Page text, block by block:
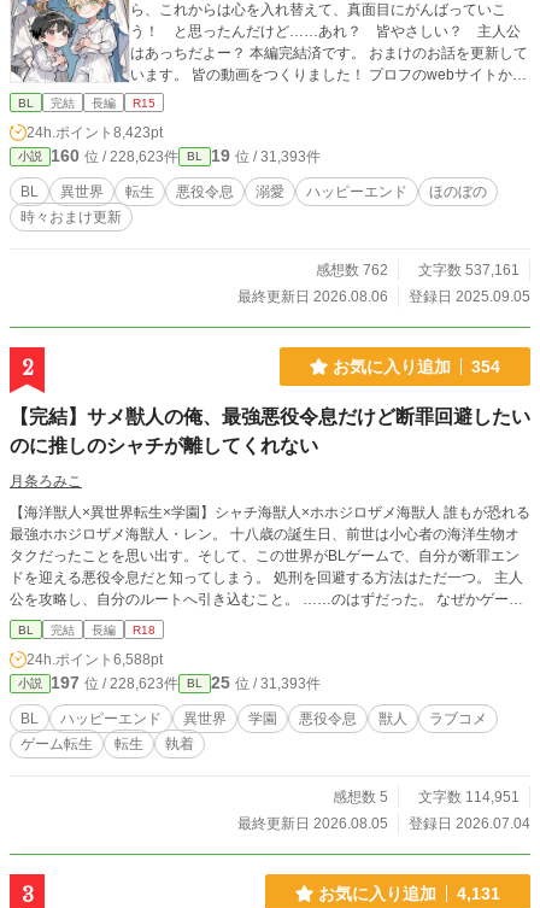
ら、これからは心を入れ替えて、真面目にがんばっていこ
う！ と思ったんだけど……あれ？ 皆やさしい？ 主人公
はあっちだよー？ 本編完結済です。 おまけのお話を更新して
います。 皆の動画をつくりました！ プロフのwebサイトから
飛べるので、もしよかったら、お話と一緒に楽しんでくださ
すが、小説にはAIを使っておりません 皆さまの応援のおかげ
で『もふもふ獣人に転生したら、最愛の推しに溺愛されてい
ます』書籍化、心から、ありがとうございます！
BL 完結 長編 R15
24h.ポイント 8,423pt
小説 160 位 / 228,623件 BL 19 位 / 31,393件
BL 異世界 転生 悪役令息 溺愛 ハッピーエンド
ほのぼの
時々おまけ更新
感想数 762
文字数 537,161
最終更新日 2026.08.06
登録日 2025.09.05
2 お気に入り追加 354
【完結】サメ獣人の俺、最強悪役令息だけど断罪回避したい
のに推しのシャチが離してくれない
月条ろみこ
【海洋獣人×異世界転生×学園】シャチ海獣人×ホホジロザメ海獣人 誰もが恐れる
最強ホホジロザメ海獣人・レン。 十八歳の誕生日、前世は小心者の海洋生物オ
タクだったことを思い出す。そして、この世界がBLゲームで、自分が断罪エン
ドを迎える悪役令息だと知ってしまう。 処刑を回避する方法はただ一つ。 主人
公を攻略し、自分のルートへ引き込むこと。 ……のはずだった。 なぜかゲーム
には存在しないはずのシャチの海獣人が現れ、主人公との攻略ルートをことごと
く邪魔してくる。 しかも、その執着の矛先は――なぜか俺!? バトルあり、笑い
あり、キュンあり！ 最強なのに小心者なホホジロザメが、推しのシャチに振り
回される学園ラブコメBL！ 🚫無断転載・AI学習禁止 終盤に性的描写が入る予定
ですので、R18としています。 ※がつく話には性描写があります。 本作はfujos
sy小説大賞にエントリー中です。少しでも面白いと思っていただけましたら、投
票して応援してくだされば幸いです。
BL 完結 長編 R18
24h.ポイント 6,588pt
小説 197 位 / 228,623件 BL 25 位 / 31,393件
BL ハッピーエンド 異世界 学園 悪役令息 獣人
ラブコメ
ゲーム転生
転生 執着
感想数 5
文字数 114,951
最終更新日 2026.08.05
登録日 2026.07.04
3 お気に入り追加 4,131